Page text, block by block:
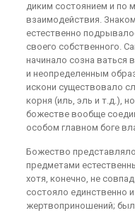
диким состоянием и по
взаимодействия.
естественно
своего собственного.
начинало созна ваться
и неопределенным
искони существовало
корня (иль, эль и т.д.),
божестве вообще
особом главном боге
Божество
предметами
хотя, конечно, не
состояло единственно
жертвоприношений;